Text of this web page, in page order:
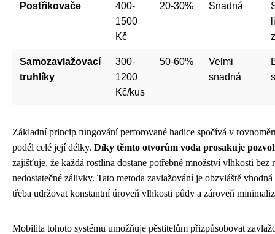
Postřikovače
400-
1500
Kč
20-30% Snadná
Samozavlažovací
truhlíky
300-
1200
Kč/kus
50-60%
Velmi
snadná
Základní princip fungování perforované hadice spočívá v
podél celé její délky. Díky těmto otvorům voda prosakuje
zajišťuje, že každá rostlina dostane potřebné množství vlhkosti bez
nedostatečné zálivky. Tato metoda zavlažování je obzvláště
třeba udržovat konstantní úroveň vlhkosti půdy a zároveň
Mobilita tohoto systému umožňuje pěstitelům přizpůsobovat